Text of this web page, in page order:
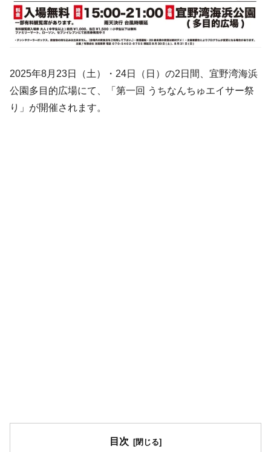
2025年8月23日（土）・24日（日）の2日間、宜野湾海浜
公園多目的広場にて、「第一回 うちなんちゅエイサー祭
り」が開催されます。
目次